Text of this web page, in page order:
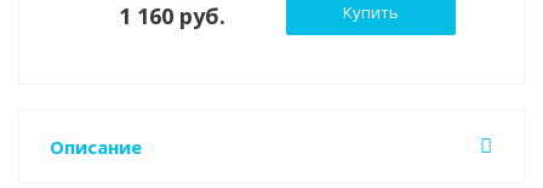
1 160 руб. Купить
Описание